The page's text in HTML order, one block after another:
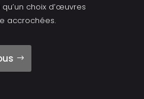
choix d’œuvres
accrochées.